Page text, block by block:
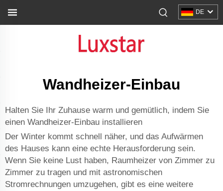
DE
Wandheizer-Einbau
Halten Sie Ihr Zuhause warm und gemütlich, indem Sie
einen Wandheizer-Einbau installieren
Der Winter kommt schnell näher, und das Aufwärmen
des Hauses kann eine echte Herausforderung sein.
Wenn Sie keine Lust haben, Raumheizer von Zimmer zu
Zimmer zu tragen und mit astronomischen
Stromrechnungen umzugehen, gibt es eine weitere